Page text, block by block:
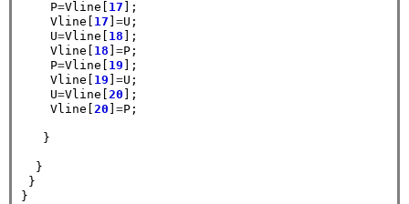
    P
=Vline[ 17 ];
    Vline[
17 =U;
    U
=Vline[ 18 ];
    Vline[
18 =P;
    P
=Vline[ 19 ];
    Vline[
19 =U;
    U
=Vline[ 20 ];
    Vline[
20 =
   }
  }
}
}